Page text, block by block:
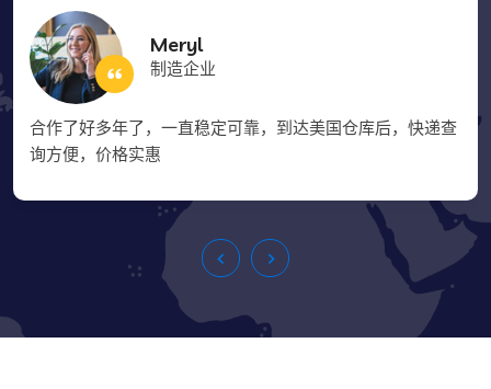
Meryl
制造企业
合作了好多年了，一直稳定可靠，到达美国仓库后，快递查
询方便，价格实惠